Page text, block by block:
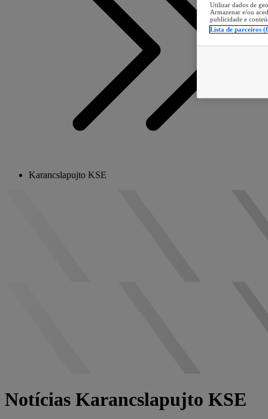
Karancslapujto KSE
Notícias Karancslapujto KSE
Utilizar dados de
Armazenar e/ou
publicidade e
Lista de parceiros